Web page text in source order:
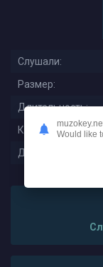
Слушали:
Размер:
Длительность:
Качество:
Дата релиза:
Would like